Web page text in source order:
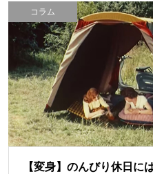
コラム
【変身】のんびり休日に